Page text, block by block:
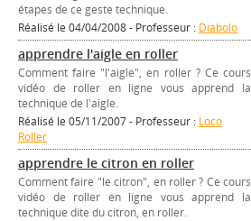
étapes de ce geste technique.
Réalisé le 04/04/2008 - Professeur : Diabolo
apprendre l'aigle en roller
Comment faire "l'aigle", en roller ? Ce cours
vidéo de roller en ligne vous apprend la
technique de l'aigle.
Réalisé le 05/11/2007 - Professeur : Loco
Roller
apprendre le citron en roller
Comment faire "le citron", en roller ? Ce cours
vidéo de roller en ligne vous apprend la
technique dite du citron, en roller.